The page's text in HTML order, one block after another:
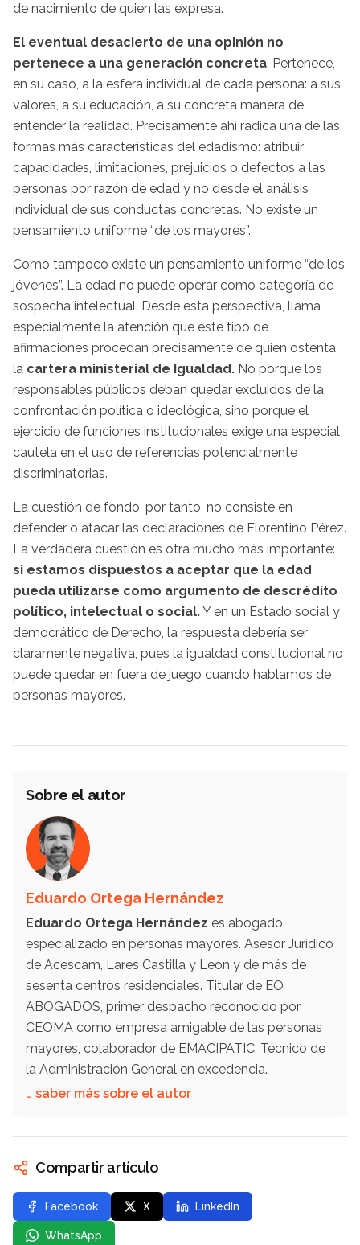
de nacimiento de quien las expresa.
El eventual desacierto de una opinión no
pertenece a una generación concreta. Pertenece,
en su caso, a la esfera individual de cada persona: a sus
valores, a su educación, a su concreta manera de
entender la realidad. Precisamente ahí radica una de las
formas más características del edadismo: atribuir
capacidades, limitaciones, prejuicios o defectos a las
personas por razón de edad y no desde el análisis
individual de sus conductas concretas. No existe un
pensamiento uniforme “de los mayores”.
Como tampoco existe un pensamiento uniforme “de los
jóvenes”. La edad no puede operar como categoría de
sospecha intelectual. Desde esta perspectiva, llama
especialmente la atención que este tipo de
afirmaciones procedan precisamente de quien ostenta
la cartera ministerial de Igualdad. No porque los
responsables públicos deban quedar excluidos de la
confrontación política o ideológica, sino porque el
ejercicio de funciones institucionales exige una especial
cautela en el uso de referencias potencialmente
discriminatorias.
La cuestión de fondo, por tanto, no consiste en
defender o atacar las declaraciones de Florentino Pérez.
La verdadera cuestión es otra mucho más importante:
si estamos dispuestos a aceptar que la edad
pueda utilizarse como argumento de descrédito
político, intelectual o social.Y en un Estado social y
democrático de Derecho, la respuesta debería ser
claramente negativa, pues la igualdad constitucional no
puede quedar en fuera de juego cuando hablamos de
personas mayores.
Sobre el autor
Eduardo Ortega Hernández
Eduardo Ortega Hernández es abogado
especializado en personas mayores. Asesor Jurídico
de Acescam, Lares Castilla y Leon y de más de
sesenta centros residenciales. Titular de EO
ABOGADOS, primer despacho reconocido por
CEOMA como empresa amigable de las personas
mayores, colaborador de EMACIPATIC. Técnico de
la Administración General en excedencia.
… saber más sobre el autor
Compartir artículo
Facebook X LinkedIn
WhatsApp